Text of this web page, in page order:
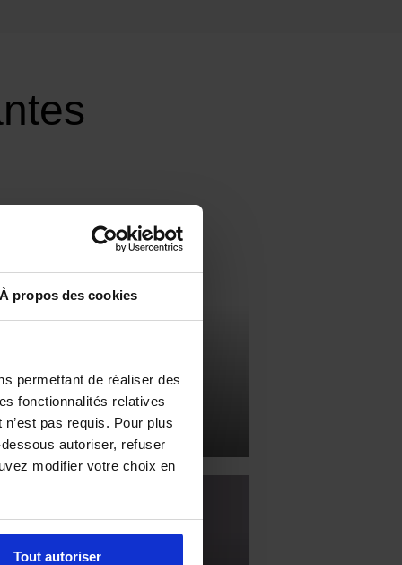
À propos des cookies
permettant de réaliser des
fonctionnalités relatives
pas requis. Pour plus
autoriser, refuser
modifier votre choix en
Tout autoriser
de Bretagne
de Nantes